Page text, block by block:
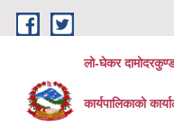
Skip to main content
लो-घेकर
कार्यपालिकाको